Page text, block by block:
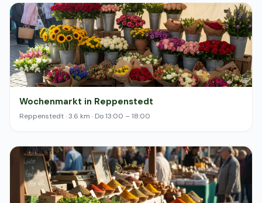
Wochenmarkt in Reppenstedt
Reppenstedt · 3.6 km · Do 13:00 – 18:00